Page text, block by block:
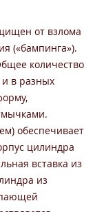
от взлома
(«бампинга»).
количество
в разных
обеспечивает
цилиндра
вставка из
из